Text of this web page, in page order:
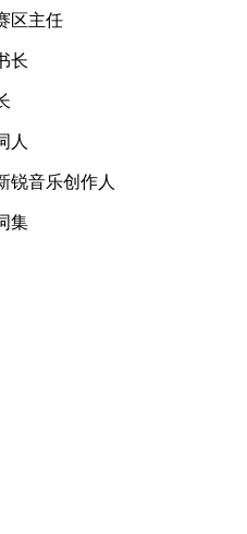
区主任
长
人
音乐创作人
集